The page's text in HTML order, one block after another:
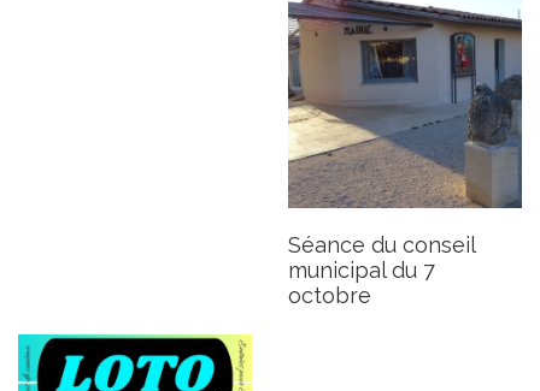
Séance du conseil
municipal du 7
octobre